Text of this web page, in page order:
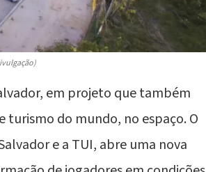
em projeto que também
turismo do mundo, no espaço. O
e a TUI, abre uma nova